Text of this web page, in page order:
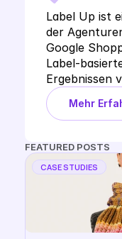
Label Up ist
der
Google
Label-
Ergebnissen
Mehr
FEATURED POSTS
CASE STUDIES